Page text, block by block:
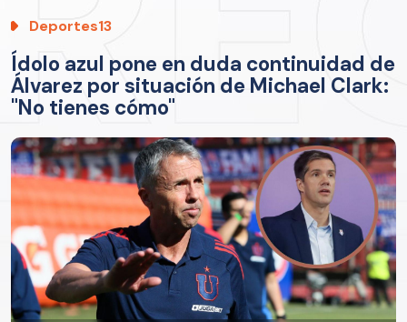
Deportes13
Ídolo azul pone en duda continuidad de
Álvarez por situación de Michael Clark:
"No tienes cómo"